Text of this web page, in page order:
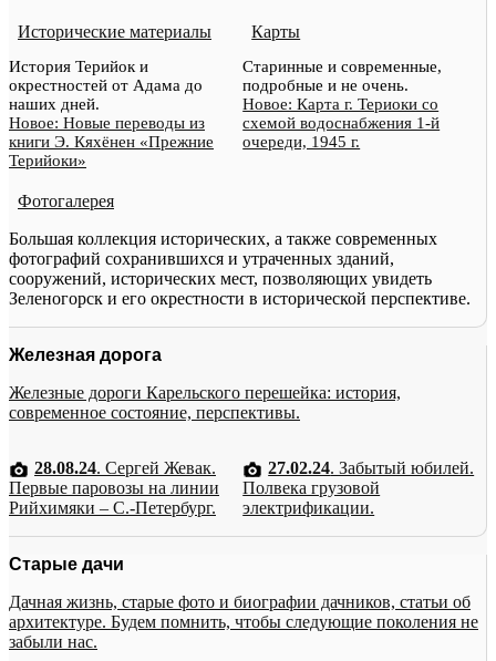
Исторические материалы
История Терийок и
окрестностей от Адама до
наших дней.
Новое: Новые переводы из
книги Э. Кяхёнен «Прежние
Терийоки»
Карты
Старинные и современные,
подробные и не очень.
Новое: Карта г. Териоки со
схемой водоснабжения 1-й
очереди, 1945 г.
Фотогалерея
Большая коллекция исторических, а также современных
фотографий сохранившихся и утраченных зданий,
сооружений, исторических мест, позволяющих увидеть
Зеленогорск и его окрестности в исторической перспективе.
Железная дорога
Железные дороги Карельского перешейка: история,
современное состояние, перспективы.
28.08.24. Сергей Жевак.
Первые паровозы на линии
Рийхимяки – С.-Петербург.
27.02.24. Забытый юбилей.
Полвека грузовой
электрификации.
Старые дачи
Дачная жизнь, старые фото и биографии дачников, статьи об
архитектуре. Будем помнить, чтобы следующие поколения не
забыли нас.